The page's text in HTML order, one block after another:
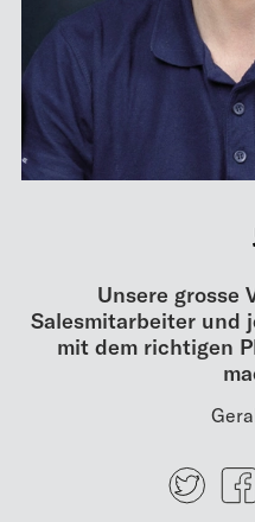
Unsere grosse
Salesmitarbeiter und
mit dem richtigen